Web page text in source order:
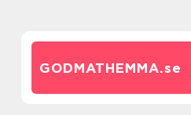
GODMATHEMMA.se